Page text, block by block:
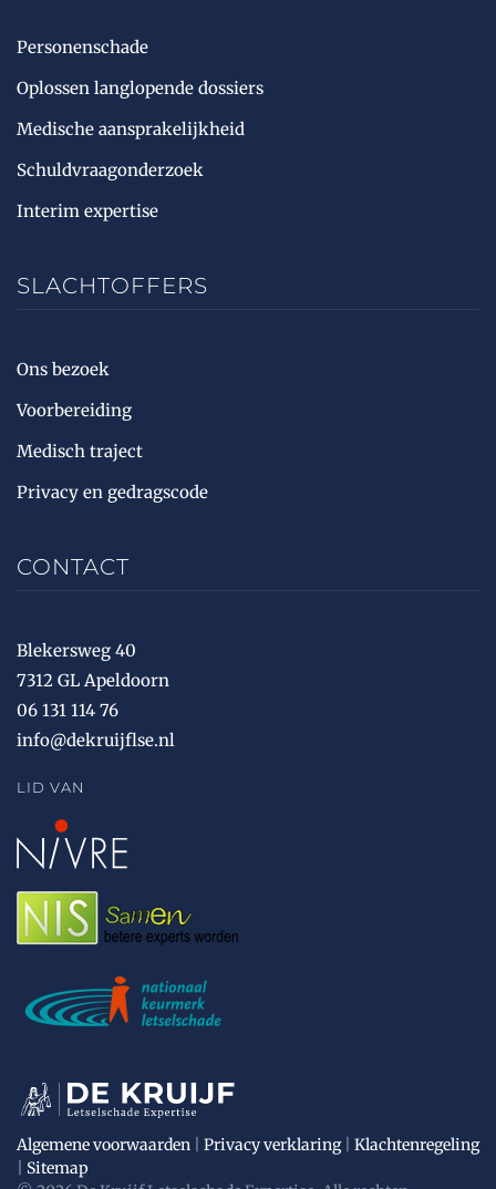
Personenschade
Oplossen langlopende dossiers
Medische aansprakelijkheid
Schuldvraagonderzoek
Interim expertise
SLACHTOFFERS
Ons bezoek
Voorbereiding
Medisch traject
Privacy en gedragscode
CONTACT
Blekersweg 40
7312 GL Apeldoorn
06 131 114 76
info@dekruijflse.nl
LID VAN
Algemene voorwaarden Privacy verklaring| Klachtenregeling
Sitemap